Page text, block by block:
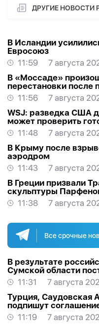
ДРУГИЕ НОВОСТИ
В Исландии
Евросоюз
11:59
7 августа
В «Моссаде»
перестановки после
Ирану
11:56
7 августа
WSJ: разведка США
может проверить
11:48
7 августа
В Крыму после
аэродром
11:43
7 августа
В Греции призвали
скульптуры
11:38
7 августа
Все срочные
В результате
Сумской области
11:31
7 августа
Турция, Саудовская
подпишут
11:19
7 августа